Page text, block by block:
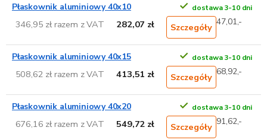
Płaskownik aluminiowy 40x10 dostawa 3-10 dni
346,95 zł razem z VAT 282,07 zł Szczegóły 47,01,-
Płaskownik aluminiowy 40x15 dostawa 3-10 dni
508,62 zł razem z VAT 413,51 zł Szczegóły 68,92,-
Płaskownik aluminiowy 40x20 dostawa 3-10 dni
676,16 zł razem z VAT 549,72 zł Szczegóły 91,62,-